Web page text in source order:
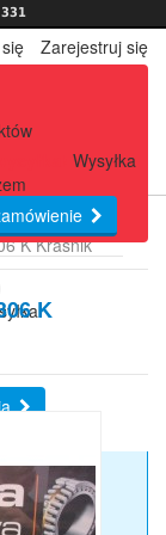
Zarejestruj się
Wysyłka
koszyka
K Kraśnik
K